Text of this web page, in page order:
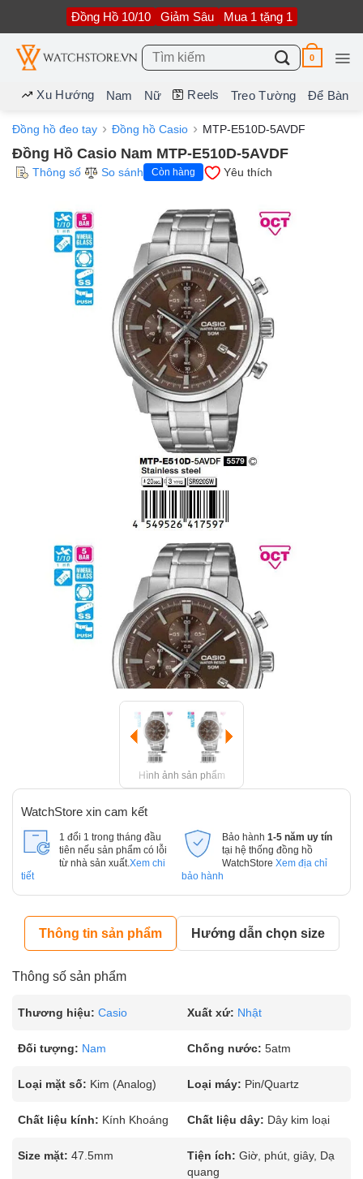
nội
dung
Đồng Hồ 10/10 Giảm Sâu Mua 1 tặng 1
Tìm
kiếm:
0
Xu Hướng Nam Nữ Reels Treo Tường Để Bàn
Đồng hồ đeo tay Đồng hồ Casio MTP-E510D-5AVDF
Đồng Hồ Casio Nam MTP-E510D-5AVDF
Thông số So sánh Còn hàng Yêu thích
Hình ảnh sản phẩm
WatchStore xin cam kết
1 đổi 1 trong tháng đầu
tiên nếu sản phẩm có lỗi
từ nhà sản xuất. Xem chi
tiết
Bảo hành 1-5 năm uy tín
tại hệ thống đồng hồ
WatchStore Xem địa chỉ
bảo hành
Thông tin sản phẩm Hướng dẫn chọn size
Thông số sản phẩm
Thương hiệu: Casio Xuất xứ: Nhật
Đối tượng: Nam Chống nước: 5atm
Loại mặt số: Kim (Analog) Loại máy: Pin/Quartz
Chất liệu kính: Kính Khoáng Chất liệu dây: Dây kim loại
Size mặt: 47.5mm Tiện ích: Giờ, phút, giây, Dạ
quang